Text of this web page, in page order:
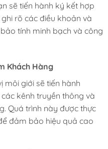
sẽ tiến hành ký kết hợp
rõ các điều khoản và
tính minh bạch và công
Khách Hàng
môi giới sẽ tiến hành
kênh truyền thông và
Quá trình này được thực
đảm bảo hiệu quả cao